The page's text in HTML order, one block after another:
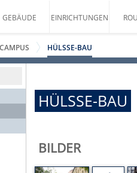
GEBÄUDE EINRICHTUNGEN
HÜLSSE-BAU
HÜLSSE-BAU
BILDER